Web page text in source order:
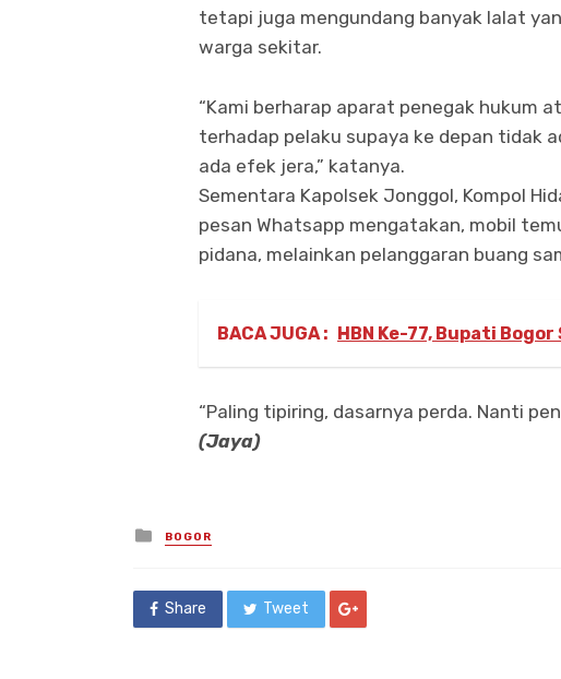
tetapi juga mengundang banyak lalat
warga sekitar.
“Kami berharap aparat penegak hukum
terhadap pelaku supaya ke depan tidak
ada efek jera,” katanya.
Sementara Kapolsek Jonggol, Kompol
pesan Whatsapp mengatakan, mobil
pidana, melainkan pelanggaran buang
BACA JUGA : HBN Ke-77, Bupati
“Paling tipiring, dasarnya perda. Nanti
(Jaya)
Posted
in
BOGOR
Share Tweet